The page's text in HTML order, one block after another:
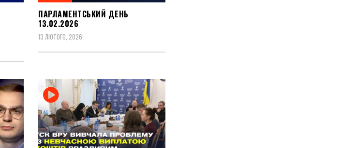
ПАРЛАМЕНТСЬКИЙ ДЕНЬ
13.02.2026
13 ЛЮТОГО, 2026